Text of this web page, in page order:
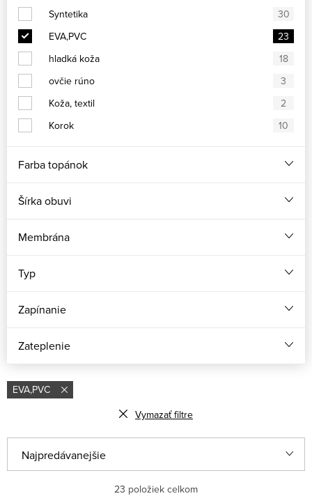
Syntetika
30
EVA,PVC
23
hladká koža
18
ovčie rúno
3
Koža, textil
2
Korok
10
Farba topánok
Šírka obuvi
Membrána
Typ
Zapínanie
Zateplenie
EVA,PVC
Vymazať filtre
a
Najpredávanejšie
23 položiek celkom